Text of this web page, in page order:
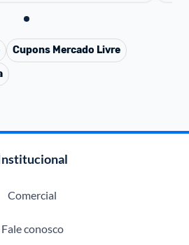
Cupons Mercado Livre
Comercial
Fale conosco